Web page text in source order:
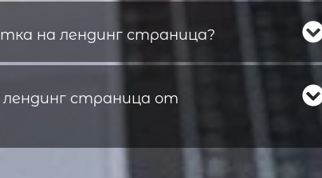
на лендинг страница?
лендинг страница от